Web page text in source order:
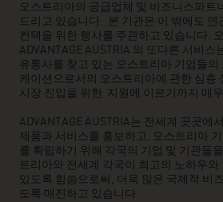
오스트리아의 공급업체 및 비즈니스파트
드리고 있습니다. 본 기관은 이 밖에도 연
컨택을 위한 행사를 주관하고 있습니다.
ADVANTAGE AUSTRIA 의 또다른 서비스
유통사를 찾고 있는 오스트리아 기업들의
케이션으로서의 오스트리아에 관한 심층
시장 진입을 위한 지원에 이르기까지 매
ADVANTAGE AUSTRIA는 전세계 곳곳에
제품과 서비스를 홍보하고, 오스트리아
를 확립하기 위해 각국의 기업 및 기관들
트리아와 전세계 각국이 최고의 노하우와
있도록 힘씀으로써, 더욱 많은 국제적 비
도록 매진하고 있습니다.